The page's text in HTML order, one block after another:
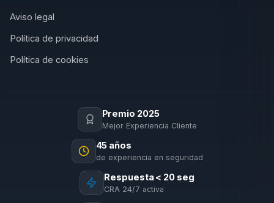
Aviso legal
Política de privacidad
Política de cookies
Premio 2025
Mejor Experiencia Cliente
45 años
de experiencia en seguridad
Respuesta < 20 seg
CRA 24/7 activa